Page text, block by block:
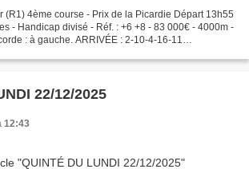
(R1) 4ème course - Prix de la Picardie Départ 13h55
- Handicap divisé - Réf. : +6 +8 - 83 000€ - 4000m -
: à gauche. ARRIVÉE : 2-10-4-16-11
22/12/2025
12:43